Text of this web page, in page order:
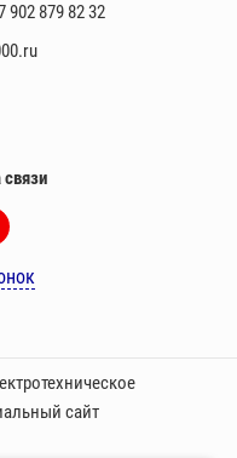
902 879 82 32
сайт